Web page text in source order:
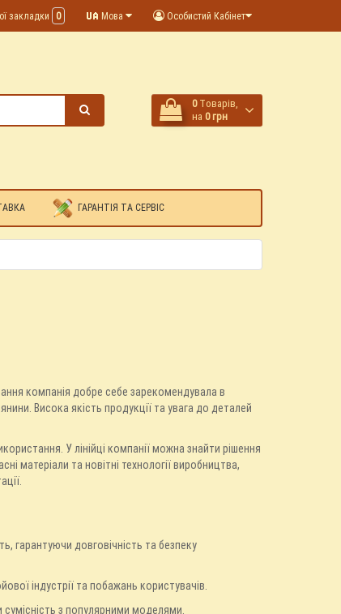
Особистий Кабінет
Мова
закладки 0
0 Tоварів,
на 0 грн
ГАРАНТІЯ ТА СЕРВІС
компанія добре себе зарекомендувала в
Висока якість продукції та увага до деталей
У лінійці компанії можна знайти рішення
матеріали та новітні технології виробництва,
гарантуючи довговічність та безпеку
індустрії та побажань користувачів.
сумісність з популярними моделями.